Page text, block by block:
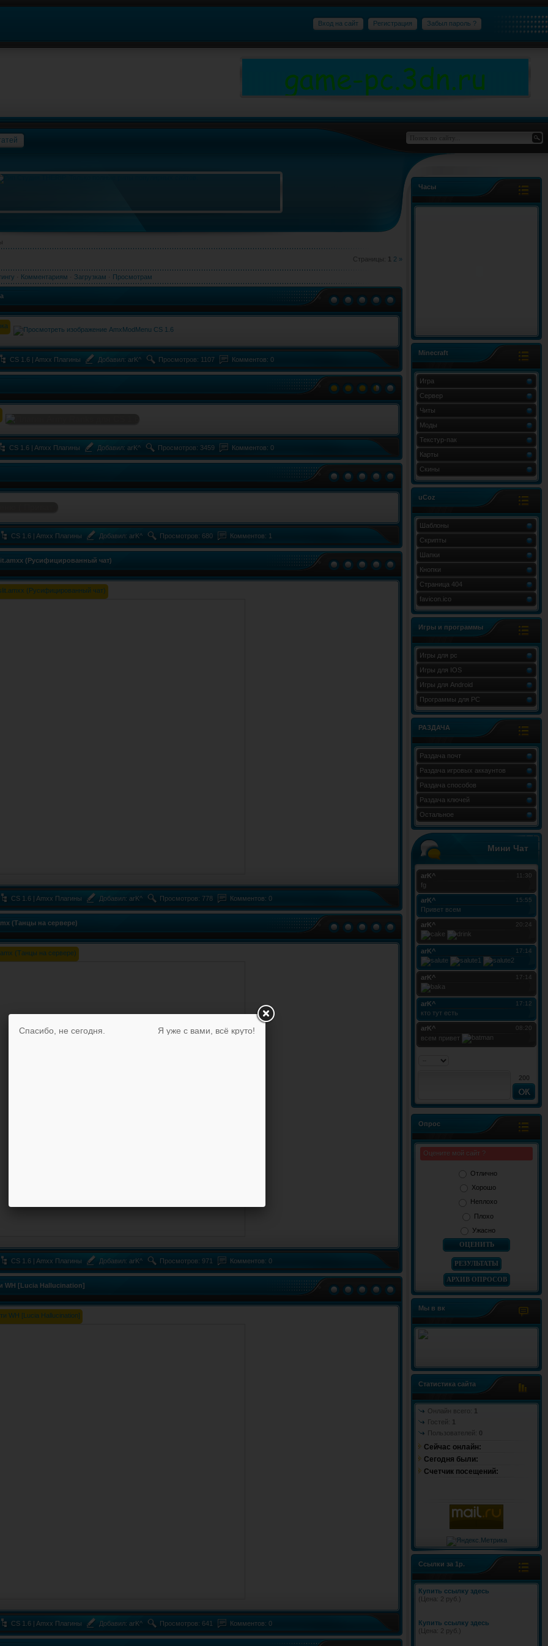
Вход на сайт Регистрация Забыл пароль ?
Часы
Minecraft
Игра
Сервер
Читы
Моды
Текстур-пак
Карты
Скины
uCoz
Шаблоны
Скрипты
Шапки
Кнопки
Страница 404
favicon.ico
Игры и программы
Игры для pc
Игры для IOS
Игры для Android
Программы для PC
РАЗДАЧА
Раздача почт
Раздача игровых аккаунтов
Раздача способов
Раздача ключей
Остальное
Мини Чат
200
Опрос
Оцените мой сайт ?
Отлично
Хорошо
Неплохо
Плохо
Ужасно
РЕЗУЛЬТАТЫ
АРХИВ ОПРОСОВ
Мы в вк
Статистика сайта
Онлайн всего: 1
Гостей: 1
Пользователей: 0
Сейчас онлайн:
Cегодня были:
Счетчик посещений:
Ссылки за 1р.
Купить ссылку здесь
(Цена: 2 руб.)
Купить ссылку здесь
(Цена: 2 руб.)
Страницы : 1 2 »
Комментариям Загрузкам Просмотрам
CS 1.6 | Amxx Плагины Добавил: arK^ Просмотров: 1107 Комментов: 0
CS 1.6 | Amxx Плагины Добавил: arK^ Просмотров: 3459 Комментов: 0
CS 1.6 | Amxx Плагины Добавил: arK^ Просмотров: 680 Комментов: 1
(Русифицированный чат)
CS 1.6 | Amxx Плагины Добавил: arK^ Просмотров: 778 Комментов: 0
(Танцы на сервере)
CS 1.6 | Amxx Плагины Добавил: arK^ Просмотров: 971 Комментов: 0
WH [Lucia Hallucination]
CS 1.6 | Amxx Плагины Добавил: arK^ Просмотров: 641 Комментов: 0
Спасибо, не сегодня. Я уже с вами, всё круто!